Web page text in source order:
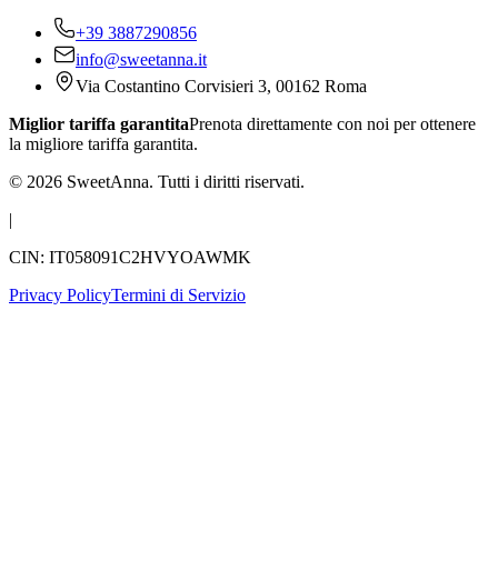
+39 3887290856
info@sweetanna.it
Via Costantino Corvisieri 3, 00162 Roma
Miglior tariffa garantitaPrenota direttamente con noi per ottenere
la migliore tariffa garantita.
© 2026 SweetAnna. Tutti i diritti riservati.
|
CIN: IT058091C2HVYOAWMK
Privacy PolicyTermini di Servizio